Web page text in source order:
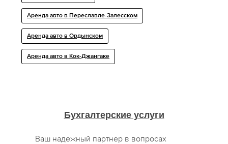
Аренда авто в Переславле-Залесском
Аренда авто в Ордынском
Аренда авто в Кок-Джангаке
Бухгалтерские услуги
Ваш надежный партнер в вопросах